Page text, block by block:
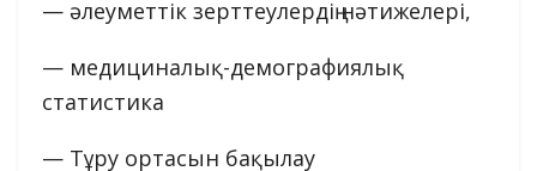
— әлеуметтік зерттеулердің нәтижелері,
— медициналық-демографиялық
статистика
— Тұру ортасын бақылау